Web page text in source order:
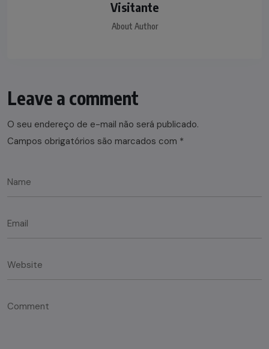
Visitante
About Author
Leave a comment
O seu endereço de e-mail não será publicado.
Campos obrigatórios são marcados com *